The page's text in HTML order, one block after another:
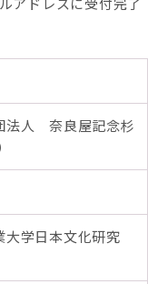
法人 奈良屋記念杉
大学日本文化研究